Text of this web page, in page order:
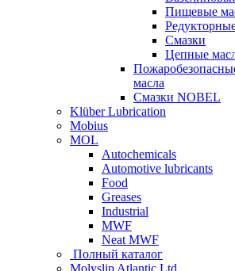
Пищевые
Смазки
Цепные
масла
Смазки NOBEL
Klüber Lubrication
Mobius
MOL
Autochemicals
Automotive lubricants
Food
Greases
Industrial
MWF
Neat MWF
Полный каталог
Molyslip Atlantic Ltd